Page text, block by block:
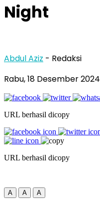
Night
Abdul Aziz - Redaksi
Rabu, 18 Desember 2024
URL berhasil dicopy
URL berhasil dicopy
A A A